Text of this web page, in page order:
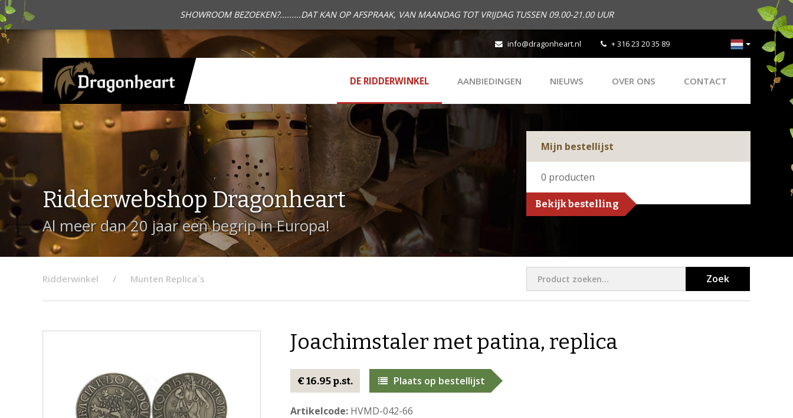
SHOWROOM BEZOEKEN?.........DAT KAN OP AFSPRAAK, VAN MAANDAG TOT VRIJDAG TUSSEN 09.00-21.00 UUR
info@dragonheart.nl + 316 23 20 35 89
DE RIDDERWINKEL AANBIEDINGEN NIEUWS OVER ONS CONTACT
Ridderwebshop Dragonheart
Al meer dan 20 jaar een begrip in Europa!
Mijn bestellijst
0 producten
Bekijk bestelling
Ridderwinkel Munten Replica`s Zoek
Joachimstaler met patina, replica
€ 16.95 p.st. Plaats op bestellijst
Artikelcode:HVMD-042-66